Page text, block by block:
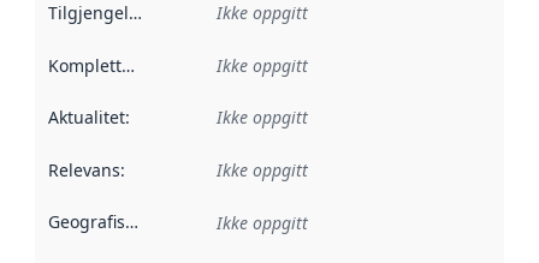
Tilgjengelighet Ikke oppgitt
Kompletthet Ikke oppgitt
Aktualitet: Ikke oppgitt
Relevans: Ikke oppgitt
Geografisk avgrensning :
Ikke oppgitt